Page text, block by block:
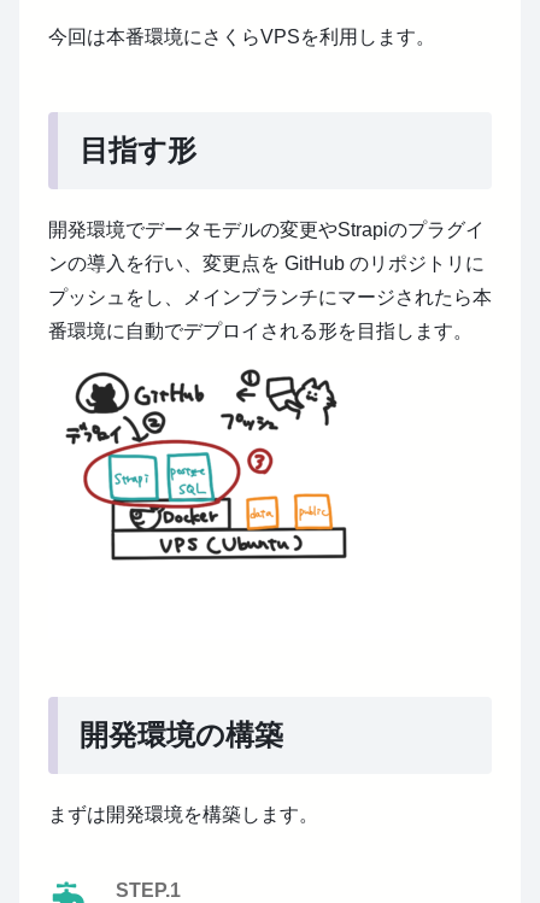
今回は本番環境にさくらVPSを利用します。
目指す形
開発環境でデータモデルの変更やStrapiのプラグイ
ンの導入を行い、変更点を GitHub のリポジトリに
プッシュをし、メインブランチにマージされたら本
番環境に自動でデプロイされる形を目指します。
開発環境の構築
まずは開発環境を構築します。
STEP.1